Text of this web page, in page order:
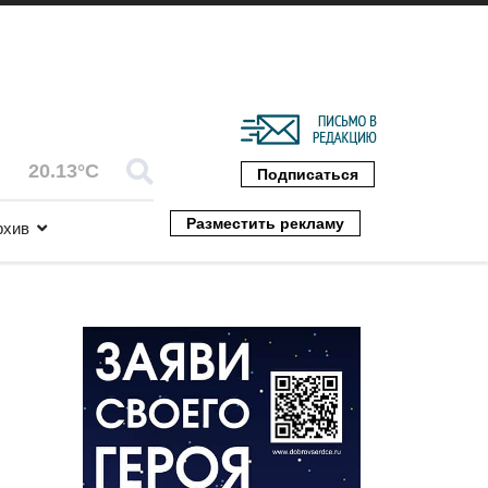
20.13°C Подписаться
Разместить рекламу